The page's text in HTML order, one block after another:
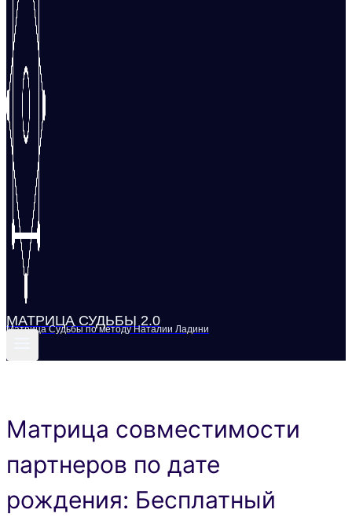
МАТРИЦА СУДЬБЫ 2.0
Матрица Судьбы по методу Наталии Ладини
Матрица совместимости
партнеров по дате
рождения: Бесплатный